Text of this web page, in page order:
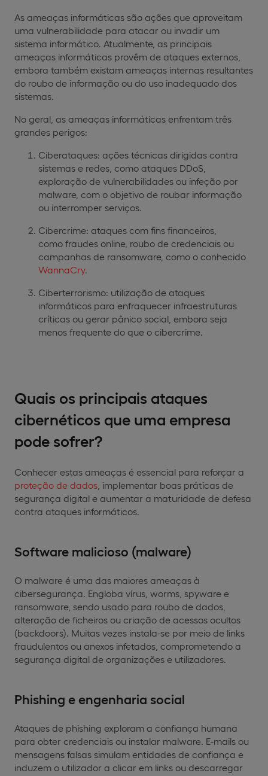
As ameaças informáticas são ações que aproveitam
uma vulnerabilidade para atacar ou invadir um
sistema informático. Atualmente, as principais
ameaças informáticas provêm de ataques externos,
embora também existam ameaças internas resultantes
do roubo de informação ou do uso inadequado dos
sistemas.
No geral, as ameaças informáticas enfrentam três
grandes perigos:
Ciberataques: ações técnicas dirigidas contra
sistemas e redes, como ataques DDoS,
exploração de vulnerabilidades ou infeção por
malware, com o objetivo de roubar informação
ou interromper serviços.
Cibercrime: ataques com fins financeiros,
como fraudes online, roubo de credenciais ou
campanhas de ransomware, como o conhecido
WannaCry.
Ciberterrorismo: utilização de ataques
informáticos para enfraquecer infraestruturas
críticas ou gerar pânico social, embora seja
menos frequente do que o cibercrime.
Quais os principais ataques
cibernéticos que uma empresa
pode sofrer?
Conhecer estas ameaças é essencial para reforçar a
proteção de dados , implementar boas práticas de
segurança digital e aumentar a maturidade de defesa
contra ataques informáticos.
Software malicioso (malware)
O malware é uma das maiores ameaças à
cibersegurança. Engloba vírus, worms, spyware e
ransomware, sendo usado para roubo de dados,
alteração de ficheiros ou criação de acessos ocultos
(backdoors). Muitas vezes instala-se por meio de links
fraudulentos ou anexos infetados, comprometendo a
segurança digital de organizações e utilizadores.
Phishing e engenharia social
Ataques de phishing exploram a confiança humana
para obter credenciais ou instalar malware. E-mails ou
mensagens falsas simulam entidades de confiança e
induzem o utilizador a clicar em links ou descarregar